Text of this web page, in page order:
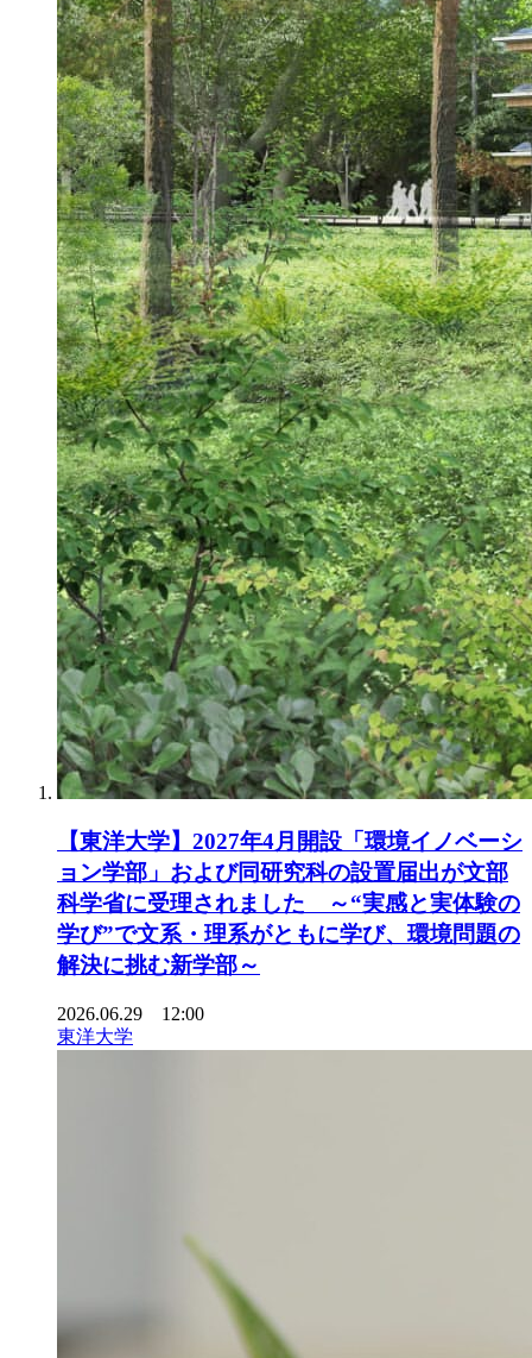
【東洋大学】2027年4月開設「環境イノベーシ
ョン学部」および同研究科の設置届出が文部
科学省に受理されました ～“実感と実体験の
学び”で文系・理系がともに学び、環境問題の
解決に挑む新学部～
2026.06.29 12:00
東洋大学